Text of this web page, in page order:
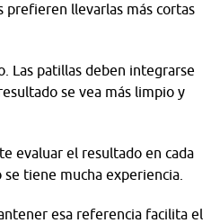
prefieren llevarlas más cortas
Las patillas deben integrarse
se vea más limpio y
evaluar el resultado en cada
tiene mucha experiencia.
esa referencia facilita el